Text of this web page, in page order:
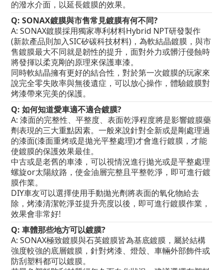
的潑水介面，以延長鍍膜的效果。
Q: SONAX鍍膜與市售常見鍍膜有何不同?
A: SONAX鍍膜採用獨家專利材料Hybrid NPT研發製作
(新款產品則加入SIC矽碳科技材料)，為軟結晶鍍膜，與市
售鍍膜最大不同就是韌性的提升，面對外力或髒汙侵蝕時
將發揮以柔克剛的原理來保護車漆。
同時軟結晶擁有更好的結合性，對於第一次鍍膜的玩家來
說完全零失敗率與無後遺症，可以放心操作，體驗鍍膜對
烤漆帶來完美的保護。
Q: 如何知道愛車適不適合鍍膜?
A: 漆面的完整性、平整度、表面乾淨程度將是影響鍍膜藥
劑表現的三大重點因素。一般來說針對全新或是剛處理過
的漆面(漆面重烤或是拋光平整處理)才會進行鍍膜，才能
使鍍膜的保護效果最佳。
中古或是老舊的車漆，可以視情況進行拋光或是平整處理
螺旋or太陽紋路，使金油層完整且平整乾淨，即可進行鍍
膜作業。
DIY車友可以選擇使用手動拋光劑將表面的氧化物給去
除，烤漆清潔乾淨並提升亮度以後，即可進行鍍膜作業，
效果會非常好!
Q: 車體那些地方可以鍍膜?
A: SONAX極致鍍膜與石英鍍膜皆為基底鍍膜，屬於結構
強度較強的底層鍍膜，針對烤漆、燈殼、車輛外部飾件或
防刮塑料都可以鍍膜。